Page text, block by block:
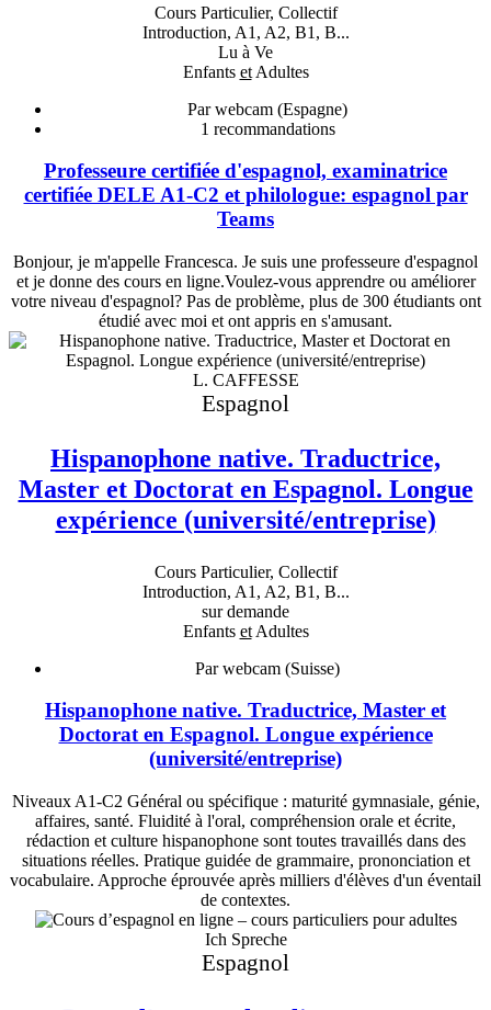
Cours Particulier, Collectif
Introduction, A1, A2, B1, B...
Lu à Ve
Enfants etAdultes
Par webcam (Espagne)
1 recommandations
Professeure certifiée d'espagnol, examinatrice
certifiée DELE A1-C2 et philologue: espagnol par
Teams
Bonjour, je m'appelle Francesca. Je suis une professeure d'espagnol
et je donne des cours en ligne.Voulez-vous apprendre ou améliorer
votre niveau d'espagnol? Pas de problème, plus de 300 étudiants ont
étudié avec moi et ont appris en s'amusant.
L. CAFFESSE
Espagnol
Hispanophone native. Traductrice,
Master et Doctorat en Espagnol. Longue
expérience (université/entreprise)
Cours Particulier, Collectif
Introduction, A1, A2, B1, B...
sur demande
Enfants etAdultes
Par webcam (Suisse)
Hispanophone native. Traductrice, Master et
Doctorat en Espagnol. Longue expérience
(université/entreprise)
Niveaux A1-C2 Général ou spécifique : maturité gymnasiale, génie,
affaires, santé. Fluidité à l'oral, compréhension orale et écrite,
rédaction et culture hispanophone sont toutes travaillés dans des
situations réelles. Pratique guidée de grammaire, prononciation et
vocabulaire. Approche éprouvée après milliers d'élèves d'un éventail
de contextes.
Ich Spreche
Espagnol